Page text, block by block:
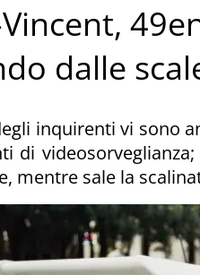
dalle
inquirenti vi sono
di
mentre sale la